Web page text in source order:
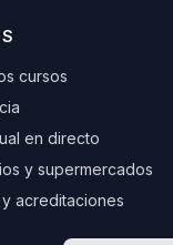
cursos
en directo
y supermercados
acreditaciones